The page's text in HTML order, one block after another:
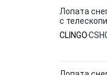
Лопата
с
CLINGO